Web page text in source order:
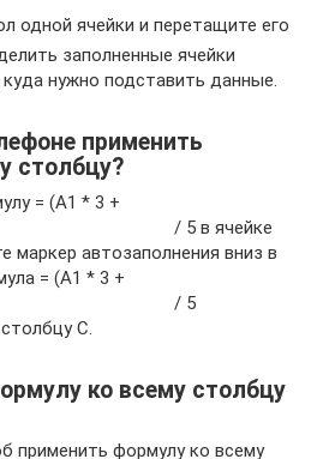
одной ячейки и перетащите его
заполненные ячейки
нужно подставить данные.
применить
столбцу?
= (A1 * 3 +
/ 5 в ячейке
маркер автозаполнения вниз в
= (A1 * 3 +
/ 5
C.
ко всему столбцу
применить формулу ко всему